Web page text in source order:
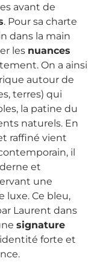
avant de
. Pour sa charte
dans la main
les nuances
On a ainsi
autour de
terres) qui
la patine du
naturels. En
raffiné vient
il
et
une
luxe. Ce bleu,
Laurent dans
signature
forte et